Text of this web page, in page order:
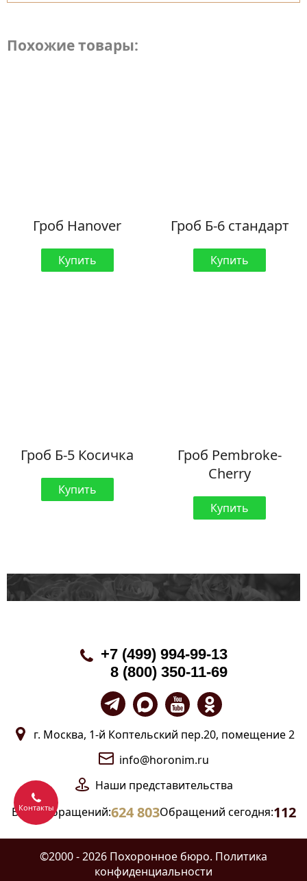
Похожие товары:
Гроб Hanover
Купить
Гроб Б-6 стандарт
Купить
Гроб Б-5 Косичка
Купить
Гроб Pembroke-
Cherry
Купить
+7 (499) 994-99-13
8 (800) 350-11-69
г. Москва, 1-й Коптельский пер.20, помещение 2
info@horonim.ru
Наши представительства
Всего обращений:624 803Обращений сегодня:112
©2000 - 2026 Похоронное бюро. Политика
конфиденциальности
Контакты